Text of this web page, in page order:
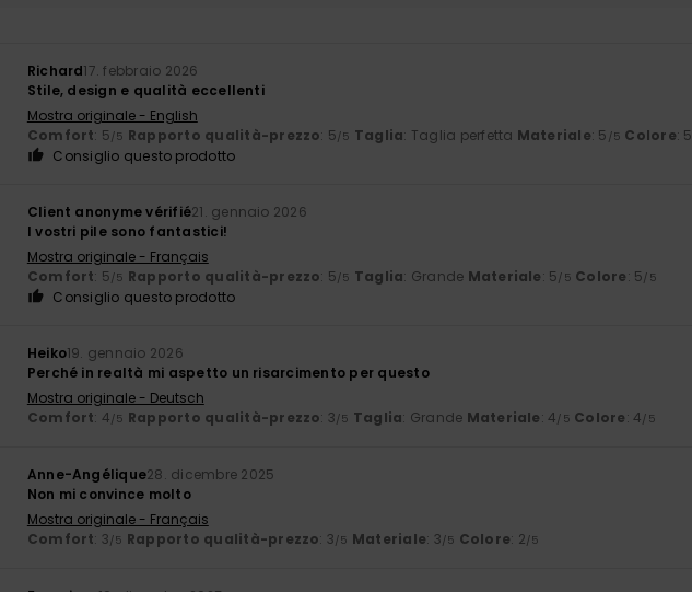
Richard17. febbraio 2026
Stile, design e qualità eccellenti
Mostra originale - English
Comfort: 5/5 Rapporto qualità-prezzo: 5/5 Taglia: Taglia perfetta Materiale: 5 /5 Colore: 5
Consiglio questo prodotto
Client anonyme vérifié21. gennaio 2026
I vostri pile sono fantastici!
Mostra originale - Français
Comfort: 5/5 Rapporto qualità-prezzo: 5/5 Taglia: Grande Materiale: 5/5 Colore: 5/5
Consiglio questo prodotto
Heiko19. gennaio 2026
Perché in realtà mi aspetto un risarcimento per questo
Mostra originale - Deutsch
Comfort: 4/5 Rapporto qualità-prezzo: 3/5 Taglia: Grande Materiale: 4/5 Colore: 4/5
Anne-Angélique28. dicembre 2025
Non mi convince molto
Mostra originale - Français
Comfort: 3/5 Rapporto qualità-prezzo: 3/5 Materiale: 3/5 Colore: 2/5